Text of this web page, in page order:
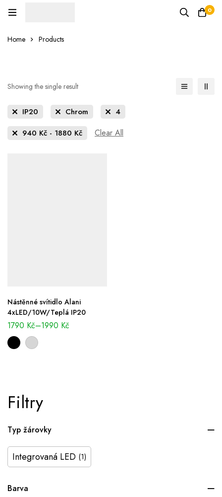
0
Home Products
Filtry
Typ žárovky
Integrovaná LED (1)
Barva
Showing the single result
IP20 Chrom
4
940 Kč - 1880 Kč Clear All
Nástěnné svítidlo Alani
4xLED/10W/Teplá IP20
1790 Kč–1990 Kč